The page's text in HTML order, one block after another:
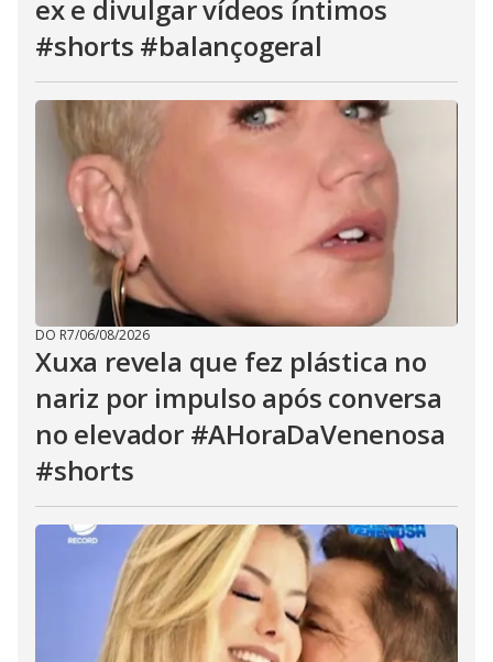
ex e divulgar vídeos íntimos
#shorts #balançogeral
DO R7/06/08/2026
Xuxa revela que fez plástica no
nariz por impulso após conversa
no elevador #AHoraDaVenenosa
#shorts